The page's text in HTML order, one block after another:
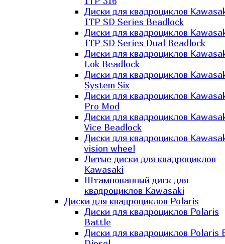
Диски для квадроциклов
ITP SD Series Beadlock
Диски для квадроциклов
ITP SD Series Dual Beadlock
Диски для квадроциклов
Lok Beadlock
Диски для квадроциклов
System Six
Диски для квадроциклов
Pro Mod
Диски для квадроциклов
Vice Beadlock
Диски для квадроциклов
vision wheel
Литые диски для квадроциклов
Kawasaki​
Штампованный диск для
квадроциклов Kawasaki​
Диски для квадроциклов Polaris
Диски для квадроциклов Polaris
Battle
Диски для квадроциклов Polaris